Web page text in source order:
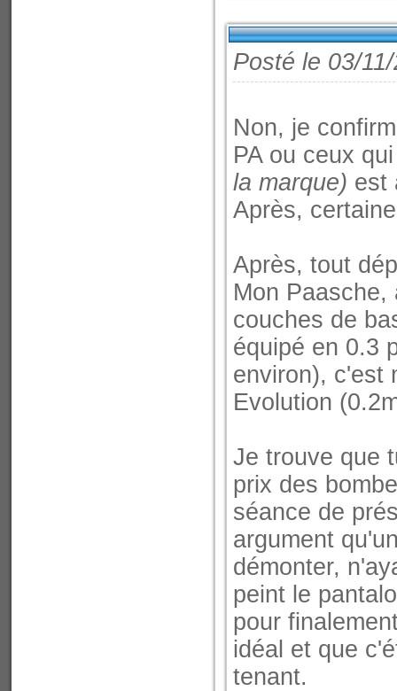
Posté le 03/
Non, je
PA ou ceux
la marque) est
Après,
Après, tout
Mon
couches de
équipé en 0.3
environ), c'est
Evolution
Je trouve que
prix des
séance de
argument
démonter,
peint le
pour
idéal et que
tenant.